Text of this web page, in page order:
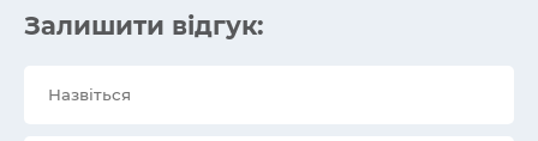
Залишити відгук: